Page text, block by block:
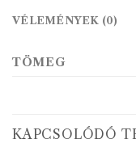
VÉLEMÉNYEK (0)
TÖMEG
KAPCSOLÓDÓ